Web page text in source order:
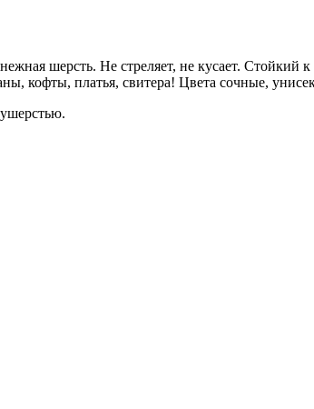
шерсть. Не стреляет, не кусает. Стойкий
кофты, платья, свитера! Цвета сочные,